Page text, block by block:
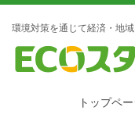
環境対策を通じて経済・地
トップペ